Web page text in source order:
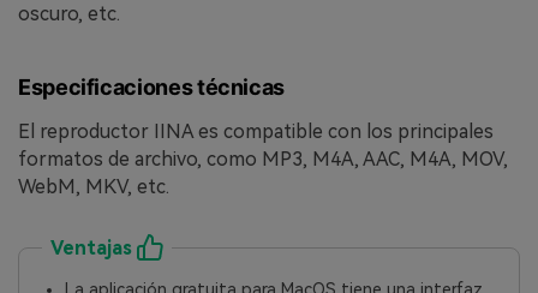
oscuro, etc.
Especificaciones técnicas
El reproductor IINA es compatible con los principales
formatos de archivo, como MP3, M4A, AAC, M4A, MOV,
WebM, MKV, etc.
Ventajas
La aplicación gratuita para MacOS tiene una interfaz